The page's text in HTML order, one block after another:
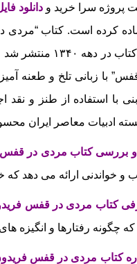
پروژه سرا خرید و دانلود
کرده است. کتاب “مردی
این کتاب در
با زبانی تلخ و طعنه‌
با استفاده از طنز و
ادبیات معاصر ایران
و بررسی کتاب مردی در قفس
و خواندنی ارائه می‌ دهد که
کتاب مردی در قفس
چگونه رفتارها و انگیزه‌
کتاب مردی در قفس